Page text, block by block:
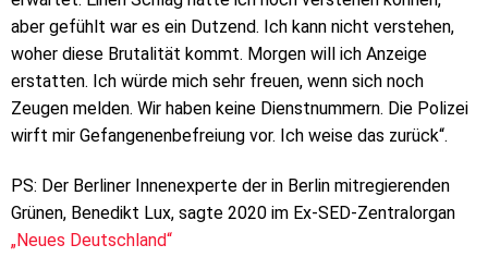
aber gefühlt war es ein Dutzend. Ich kann nicht verstehen,
woher diese Brutalität kommt. Morgen will ich Anzeige
erstatten. Ich würde mich sehr freuen, wenn sich noch
Zeugen melden. Wir haben keine Dienstnummern. Die Polizei
wirft mir Gefangenenbefreiung vor. Ich weise das zurück“.
PS: Der Berliner Innenexperte der in Berlin mitregierenden
Grünen, Benedikt Lux, sagte 2020 im Ex-SED-Zentralorgan
„Neues Deutschland“